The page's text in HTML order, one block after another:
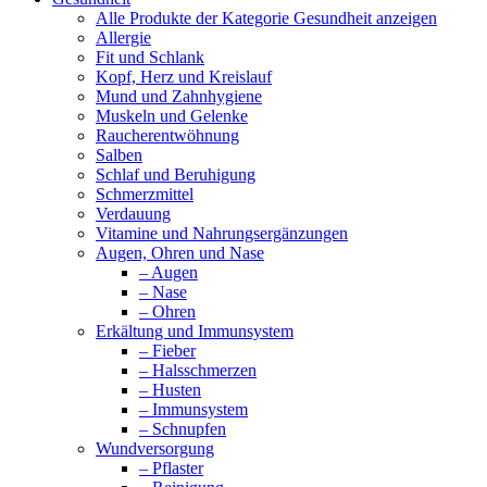
Alle Produkte der Kategorie Gesundheit anzeigen
Allergie
Fit und Schlank
Kopf, Herz und Kreislauf
Mund und Zahnhygiene
Muskeln und Gelenke
Raucherentwöhnung
Salben
Schlaf und Beruhigung
Schmerzmittel
Verdauung
Vitamine und Nahrungsergänzungen
Augen, Ohren und Nase
– Augen
– Nase
– Ohren
Erkältung und Immunsystem
– Fieber
– Halsschmerzen
– Husten
– Immunsystem
– Schnupfen
Wundversorgung
– Pflaster